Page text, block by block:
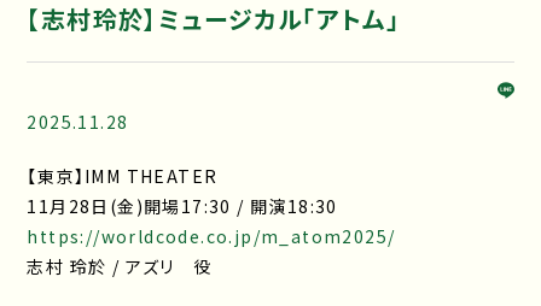
【志村玲於】ミュージカル「アトム」
2025.11.28
【東京】IMM THEATER
11月28日(金)開場17:30 / 開演18:30
https://worldcode.co.jp/m_atom2025/
志村 玲於 / アズリ 役